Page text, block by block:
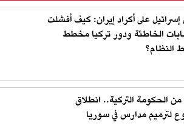
على أكراد إيران: كيف أفشلت
الخاطئة ودور تركيا مخطط
النظام؟
الحكومة التركية.. انطلاق
لترميم مدارس في سوريا